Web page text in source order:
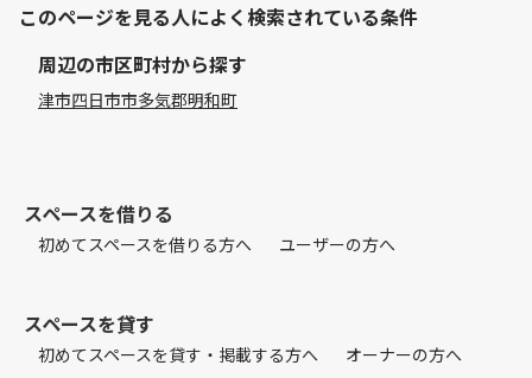
このページを見る人によく検索されている条件
周辺の市区町村から探す
津市四日市市多気郡明和町
スペースを借りる
初めてスペースを借りる方へ ユーザーの方へ
スペースを貸す
初めてスペースを貸す・掲載する方へ オーナーの方へ